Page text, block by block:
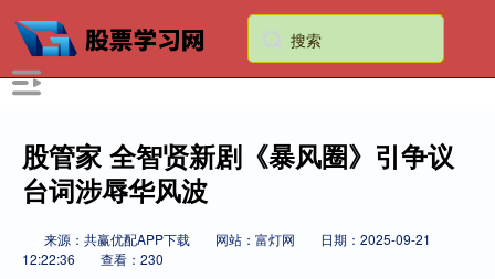
股管家 全智贤新剧《暴风圈》引争议
台词涉辱华风波
来源：共赢优配APP下载 网站：富灯网
日期：2025-09-21
12:22:36
查看：230